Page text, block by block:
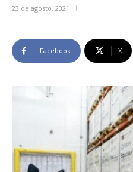
23 de agosto, 2021
Facebook X